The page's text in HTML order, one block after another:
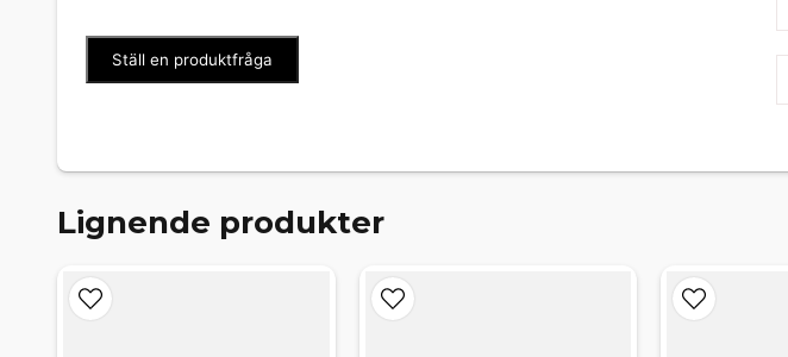
Ställ en produktfråga
Lignende produkter